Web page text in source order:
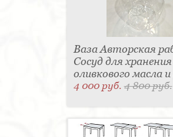
Ваза Авторская
Сосуд для хранения
оливкового масла и
4 000 руб.4 800 руб.